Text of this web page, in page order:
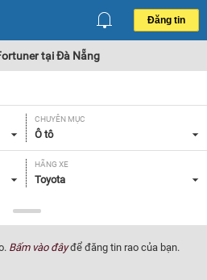
Đăng tin
tại Đà Nẵng
CHUYÊN MỤC
Ô tô
HÃNG XE
Toyota
NĂM SẢN XUẤT
Tất cả
XUẤT XỨ
Bấm vào đâyđể đăng tin rao của bạn.